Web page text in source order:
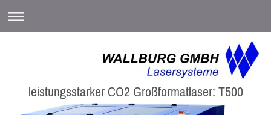
leistungsstarker CO2 Großformatlaser: T500